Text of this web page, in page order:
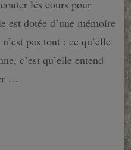
de
visiter
ou
les cours pour
est dotée d’une mémoire
pas tout : ce qu’elle
c’est qu’elle entend
…